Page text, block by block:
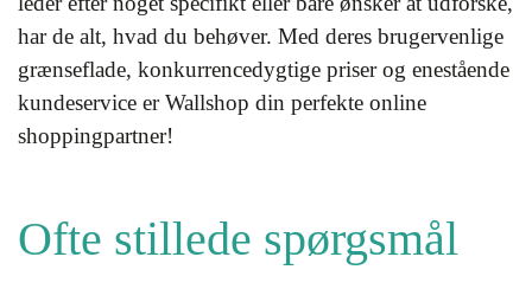
har de alt, hvad du behøver. Med deres brugervenlige
grænseflade, konkurrencedygtige priser og enestående
kundeservice er Wallshop din perfekte online
shoppingpartner!
Ofte stillede spørgsmål